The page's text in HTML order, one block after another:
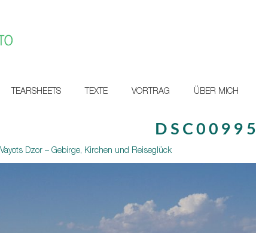
TEARSHEETS TEXTE VORTRAG ÜBER MICH
DSC00995
Vayots Dzor – Gebirge, Kirchen und Reiseglück